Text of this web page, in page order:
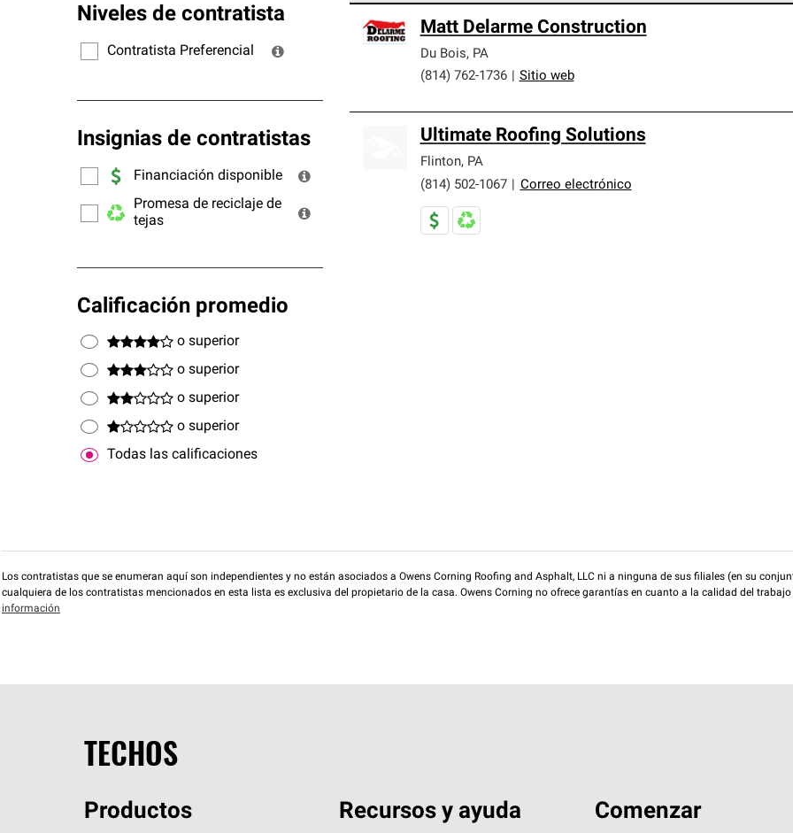
Niveles de contratista
Contratista Preferencial
Insignias de contratistas
Financiación disponible
Promesa de reciclaje de
tejas
Calificación promedio
o superior
o superior
o superior
o superior
Todas las calificaciones
cumplen con altos estándares y requisitos estrictos de
Matt Delarme Construction
Du Bois, PA
(814) 762-1736
Sitio web
Ultimate Roofing Solutions
Flinton, PA
(814) 502-1067
Correo electrónico
Los contratistas que se enumeran aquí son independientes y no están asociados a Owens Corning Roofing and Asphalt, LLC ni a ninguna de sus filiales (en su
cualquiera de los contratistas mencionados en esta lista es exclusiva del propietario de la casa. Owens Corning no ofrece garantías en cuanto a la calidad del
información
TECHOS
Productos Recursos y ayuda Comenzar